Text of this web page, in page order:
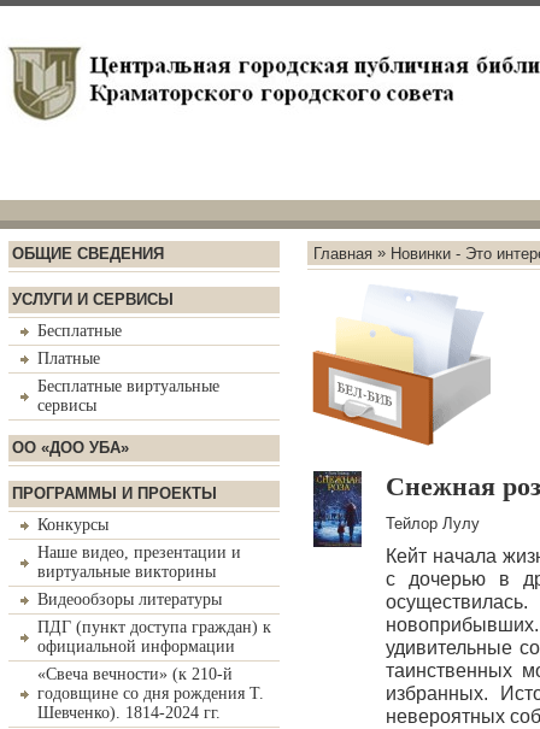
ОБЩИЕ СВЕДЕНИЯ
УСЛУГИ И СЕРВИСЫ
Бесплатные
Платные
Бесплатные виртуальные
сервисы
ОО «ДОО УБА»
ПРОГРАММЫ И ПРОЕКТЫ
Конкурсы
Наше видео, презентации и
виртуальные викторины
Видеообзоры литературы
ПДГ (пункт доступа граждан) к
официальной информации
«Свеча вечности» (к 210-й
годовщине со дня рождения Т.
Шевченко). 1814-2024 гг.
Главная » Новинки - Это
Снежная
Тейлор Лулу
Кейт начала
с дочерью в
удивительные
таинственных
избранных.
невероятных